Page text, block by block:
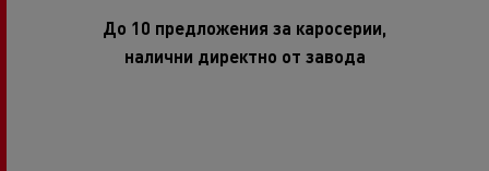
До 10 предложения за каросерии,
налични директно от завода